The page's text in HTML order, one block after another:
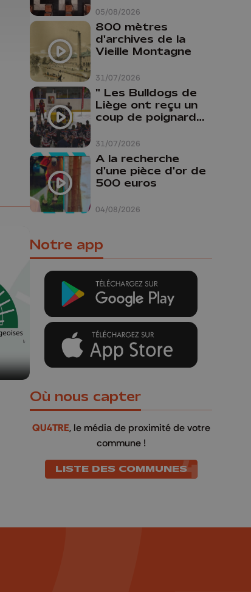
05/08/2026
Liège
31/07/2026
800 mètres
d'archives de la
Vieille Montagne
31/07/2026
" Les Bulldogs de
Liège ont reçu un
coup de poignard
04/08/2026
A la recherche
d'une pièce d'or de
500 euros
Notre app
Où nous capter
QU4TRE, le média de proximité de votre
commune !
LISTE DES COMMUNES